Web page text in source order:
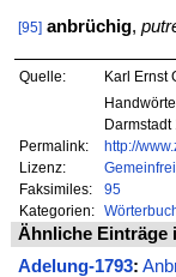
[95] anbrüchig,
Quelle:
Karl Ernst
Darmstadt
Permalink:
http://
Lizenz:
Gemeinfrei
Faksimiles:
95
Kategorien:
Ähnliche Einträge
Adelung-1793: